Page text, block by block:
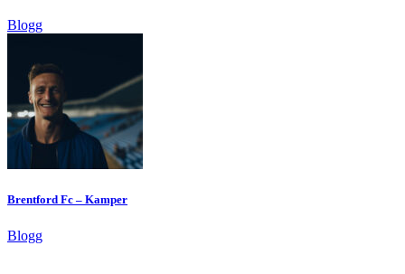
Blogg
Brentford Fc – Kamper
Blogg